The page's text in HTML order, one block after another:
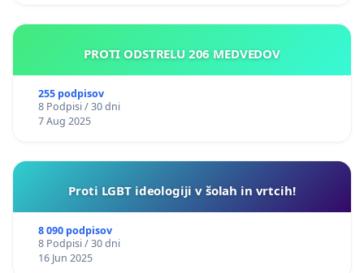
PROTI ODSTRELU 206 MEDVEDOV
255 podpisov
8 Podpisi / 30 dni
7 Aug 2025
Proti LGBT ideologiji v šolah in vrtcih!
8 090 podpisov
8 Podpisi / 30 dni
16 Jun 2025